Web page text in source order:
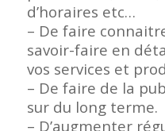
d’horaires etc…
– De faire
savoir-faire en
vos services et
– De faire de la
sur du long terme.
– D’augmenter